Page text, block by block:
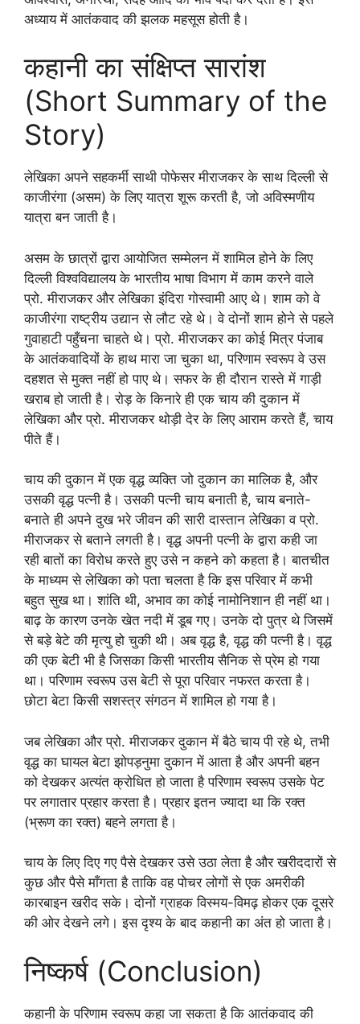
अध्याय में आतंकवाद की झलक महसूस होती है।
कहानी का संक्षिप्त सारांश
(Short Summary of the
Story)
लेखिका अपने सहकर्मी साथी पोफेसर मीराजकर के साथ दिल्ली से
काजीरंगा (असम) के लिए यात्रा शूरू करती है, जो अविस्मणीय
यात्रा बन जाती है।
असम के छात्रों द्वारा आयोजित सम्मेलन में शामिल होने के लिए
दिल्ली विश्वविद्यालय के भारतीय भाषा विभाग में काम करने वाले
प्रो. मीराजकर और लेखिका इंदिरा गोस्वामी आए थे। शाम को वे
काजीरंगा राष्ट्रीय उद्यान से लौट रहे थे। वे दोनों शाम होने से पहले
गुवाहाटी पहुँचना चाहते थे। प्रो. मीराजकर का कोई मित्र पंजाब
के आतंकवादियों के हाथ मारा जा चुका था, परिणाम स्वरूप वे उस
दहशत से मुक्त नहीं हो पाए थे। सफर के ही दौरान रास्ते में गाड़ी
खराब हो जाती है। रोड़ के किनारे ही एक चाय की दुकान में
लेखिका और प्रो. मीराजकर थोड़ी देर के लिए आराम करते हैं, चाय
पीते हैं।
चाय की दुकान में एक वृद्ध व्यक्ति जो दुकान का मालिक है, और
उसकी वृद्ध पत्नी है। उसकी पत्नी चाय बनाती है, चाय बनाते-
बनाते ही अपने दुख भरे जीवन की सारी दास्तान लेखिका व प्रो.
मीराजकर से बताने लगती है। वृद्ध अपनी पत्नी के द्वारा कही जा
रही बातों का विरोध करते हुए उसे न कहने को कहता है। बातचीत
के माध्यम से लेखिका को पता चलता है कि इस परिवार में कभी
बहुत सुख था। शांति थी, अभाव का कोई नामोनिशान ही नहीं था।
बाढ़ के कारण उनके खेत नदी में डूब गए। उनके दो पुत्र थे जिसमें
से बड़े बेटे की मृत्यु हो चुकी थी। अब वृद्ध है, वृद्ध की पत्नी है। वृद्ध
की एक बेटी भी है जिसका किसी भारतीय सैनिक से प्रेम हो गया
था। परिणाम स्वरूप उस बेटी से पूरा परिवार नफरत करता है।
छोटा बेटा किसी सशस्त्र संगठन में शामिल हो गया है।
जब लेखिका और प्रो. मीराजकर दुकान में बैठे चाय पी रहे थे, तभी
वृद्ध का घायल बेटा झोपड़नुमा दुकान में आता है और अपनी बहन
को देखकर अत्यंत क्रोधित हो जाता है परिणाम स्वरूप उसके पेट
पर लगातार प्रहार करता है। प्रहार इतन ज्यादा था कि रक्त
(भ्रूण का रक्त) बहने लगता है।
चाय के लिए दिए गए पैसे देखकर उसे उठा लेता है और खरीददारों से
कुछ और पैसे माँगता है ताकि वह पोचर लोगों से एक अमरीकी
कारबाइन खरीद सके। दोनों ग्राहक विस्मय-विमढ़ होकर एक दूसरे
की ओर देखने लगे। इस दृश्य के बाद कहानी का अंत हो जाता है।
निष्कर्ष (Conclusion)
कहानी के परिणाम स्वरूप कहा जा सकता है कि आतंकवाद की